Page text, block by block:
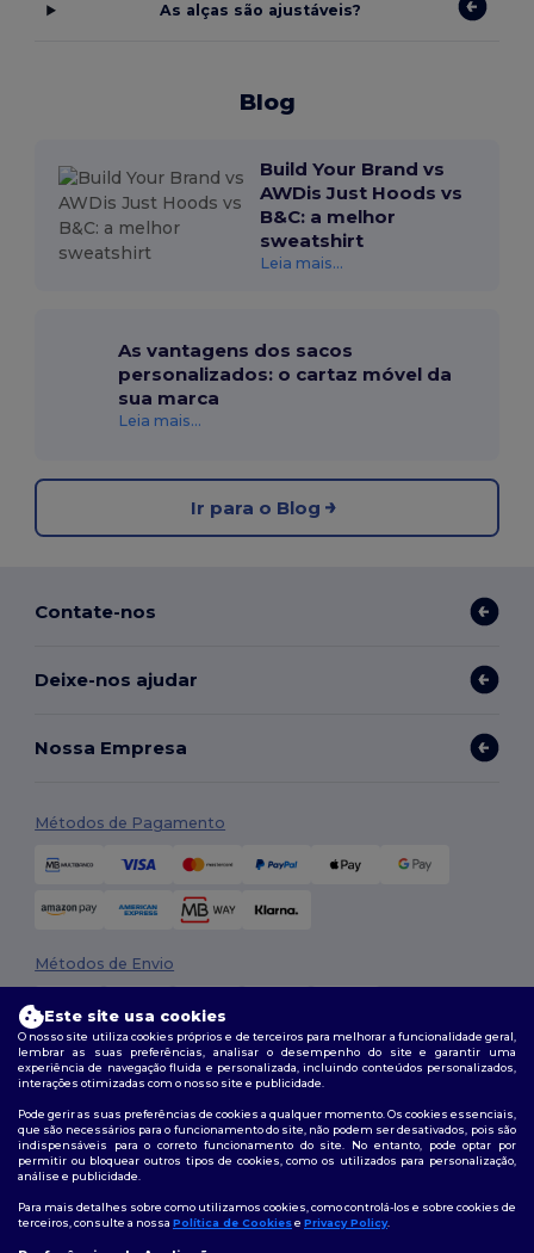
As alças são ajustáveis?
Blog
Build Your Brand vs
AWDis Just Hoods vs
B&C: a melhor
sweatshirt
Leia mais...
As vantagens dos sacos
personalizados: o cartaz móvel da
sua marca
Leia mais...
Ir para o Blog
Contate-nos
Deixe-nos ajudar
Nossa Empresa
Métodos de Pagamento
Métodos de Envio
2026. Todos os direitos reservados
Siga-nos
Este site usa cookies
O nosso site utiliza cookies próprios e de terceiros para melhorar a funcionalidade geral,
lembrar as suas preferências, analisar o desempenho do site e garantir uma
experiência de navegação fluida e personalizada, incluindo conteúdos personalizados,
interações otimizadas com o nosso site e publicidade.
Pode gerir as suas preferências de cookies a qualquer momento. Os cookies essenciais,
que são necessários para o funcionamento do site, não podem ser desativados, pois são
indispensáveis para o correto funcionamento do site. No entanto, pode optar por
permitir ou bloquear outros tipos de cookies, como os utilizados para personalização,
análise e publicidade.
Para mais detalhes sobre como utilizamos cookies, como controlá-los e sobre cookies de
terceiros, consulte a nossa Política de Cookiese Privacy Policy.